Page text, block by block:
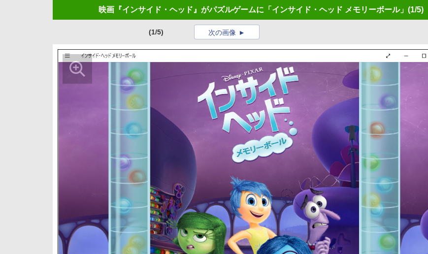
映画『インサイド・ヘッド』がパズルゲームに「インサイド・ヘッド メモリーボール」 (1/5)
(1/5) 次の画像